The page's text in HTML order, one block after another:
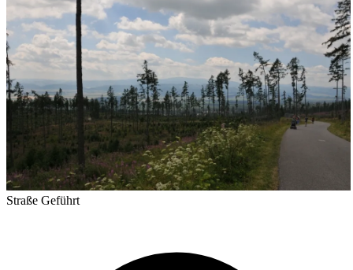
Straße Geführt